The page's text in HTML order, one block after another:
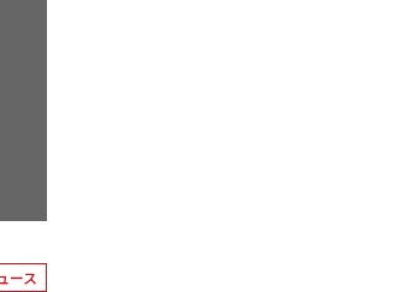
ース